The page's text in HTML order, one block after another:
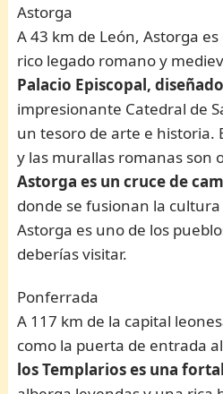
Astorga
A 43 km de León, Astorga
rico legado romano y
Palacio Episcopal,
impresionante Catedral de
un tesoro de arte e historia.
y las murallas romanas son
Astorga es un cruce de
donde se fusionan la
Astorga es uno de los
deberías visitar.
Ponferrada
A 117 km de la capital
como la puerta de entrada
los Templarios es una